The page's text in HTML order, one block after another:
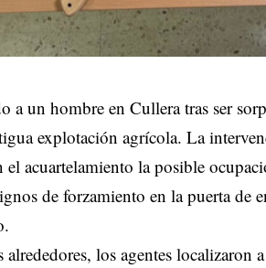
a un hombre en Cullera tras ser
explotación agrícola. La
el acuartelamiento la posible
de forzamiento en la puerta de
los agentes localizaron